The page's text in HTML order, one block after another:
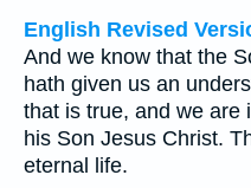
English Revised
And we know that the
hath given us an
that is true, and we are
his Son Jesus Christ.
eternal life.